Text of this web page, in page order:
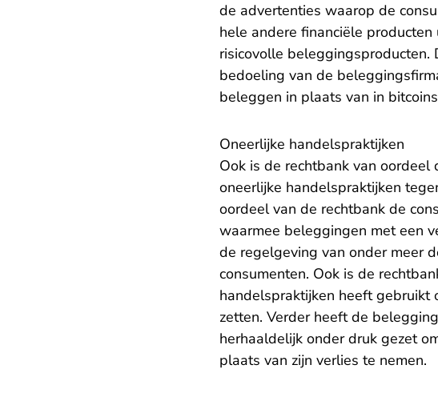
de advertenties waarop de
hele andere financiële
risicovolle beleggingsproducten.
bedoeling van de
beleggen in plaats van in
Oneerlijke handelspraktijken
Ook is de rechtbank van
oneerlijke handelspraktijken
oordeel van de rechtbank de
waarmee beleggingen met een
de regelgeving van onder meer
consumenten. Ook is de
handelspraktijken heeft gebruikt
zetten. Verder heeft de
herhaaldelijk onder druk gezet
plaats van zijn verlies te nemen.